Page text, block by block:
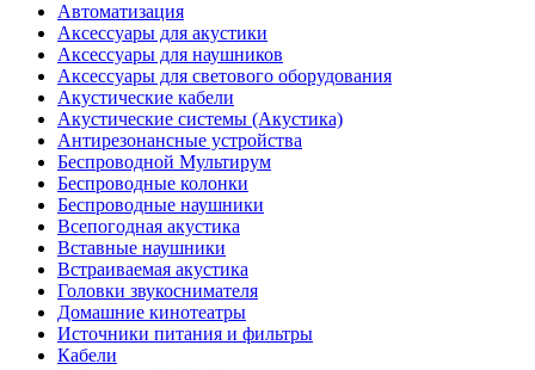
Автоматизация
Аксессуары для акустики
Аксессуары для наушников
Аксессуары для светового оборудования
Акустические кабели
Акустические системы (Акустика)
Антирезонансные устройства
Беспроводной Мультирум
Беспроводные колонки
Беспроводные наушники
Всепогодная акустика
Вставные наушники
Встраиваемая акустика
Головки звукоснимателя
Домашние кинотеатры
Источники питания и фильтры
Кабели